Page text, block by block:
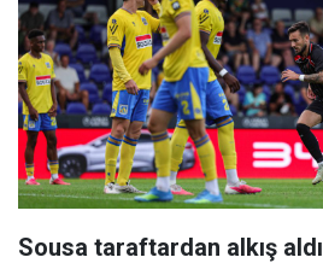
Sousa taraftardan alkış aldı